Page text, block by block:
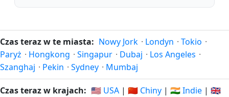
Czas teraz w te miasta: Nowy Jork · Londyn · Tokio ·
Paryż · Hongkong · Singapur · Dubaj · Los Angeles ·
Szanghaj · Pekin · Sydney · Mumbaj
Czas teraz w krajach: 🇺🇸 USA | 🇨🇳 Chiny | 🇮🇳 Indie | 🇬🇧